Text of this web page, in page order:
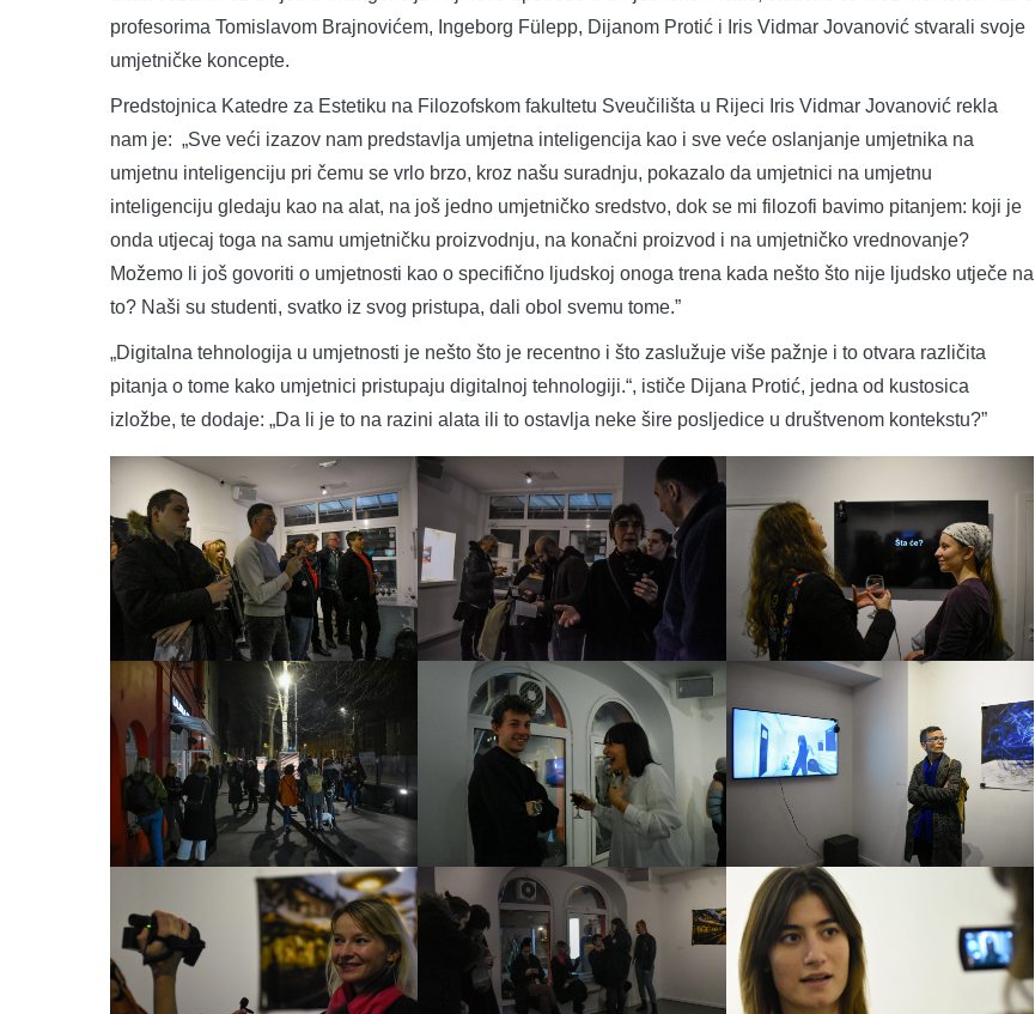
profesorima Tomislavom Brajnovićem, Ingeborg Fülepp, Dijanom Protić i Iris Vidmar Jovanović stvarali svoje
umjetničke koncepte.
Predstojnica Katedre za Estetiku na Filozofskom fakultetu Sveučilišta u Rijeci Iris Vidmar Jovanović rekla
nam je: „Sve veći izazov nam predstavlja umjetna inteligencija kao i sve veće oslanjanje umjetnika na
umjetnu inteligenciju pri čemu se vrlo brzo, kroz našu suradnju, pokazalo da umjetnici na umjetnu
inteligenciju gledaju kao na alat, na još jedno umjetničko sredstvo, dok se mi filozofi bavimo pitanjem: koji je
onda utjecaj toga na samu umjetničku proizvodnju, na konačni proizvod i na umjetničko vrednovanje?
Možemo li još govoriti o umjetnosti kao o specifično ljudskoj onoga trena kada nešto što nije ljudsko utječe na
to? Naši su studenti, svatko iz svog pristupa, dali obol svemu tome.”
„Digitalna tehnologija u umjetnosti je nešto što je recentno i što zaslužuje više pažnje i to otvara različita
pitanja o tome kako umjetnici pristupaju digitalnoj tehnologiji.“, ističe Dijana Protić, jedna od kustosica
izložbe, te dodaje: „Da li je to na razini alata ili to ostavlja neke šire posljedice u društvenom kontekstu?”